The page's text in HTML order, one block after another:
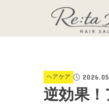
ヘアケア
逆効果